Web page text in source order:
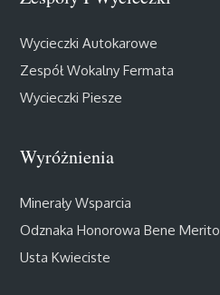
Wycieczki Autokarowe
Zespół Wokalny Fermata
Wycieczki Piesze
Wyróżnienia
Minerały Wsparcia
Odznaka Honorowa Bene Merito
Usta Kwieciste